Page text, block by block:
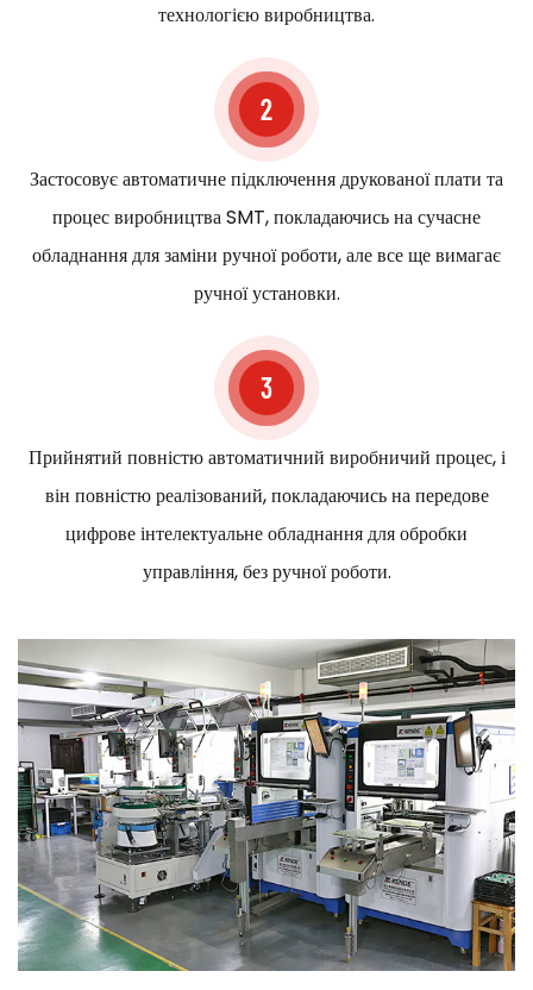
технологією виробництва.
2
Застосовує автоматичне підключення друкованої плати та
процес виробництва SMT, покладаючись на сучасне
обладнання для заміни ручної роботи, але все ще вимагає
ручної установки.
3
Прийнятий повністю автоматичний виробничий процес, і
він повністю реалізований, покладаючись на передове
цифрове інтелектуальне обладнання для обробки
управління, без ручної роботи.